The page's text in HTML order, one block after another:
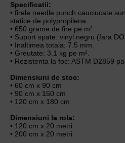
Specificatii:
• firele needle punch cauciucate
statice de polypropilena.
• 650 grame de fire pe m².
• Suport spate: vinyl negru (fara
• Inaltimea totala: 7.5 mm.
• Greutate: 3.1 kg pe m².
• Rezistenta la foc: ASTM D2859
Dimensiuni de stoc:
• 60 cm x 90 cm
• 90 cm x 150 cm
• 120 cm x 180 cm
Dimensiuni la rola:
• 120 cm x 20 metri
• 200 cm x 20 metri